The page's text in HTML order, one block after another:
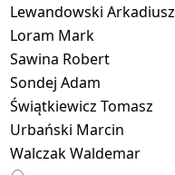
Lewandowski Arkadiusz
Loram Mark
Sawina Robert
Sondej Adam
Świątkiewicz Tomasz
Urbański Marcin
Walczak Waldemar